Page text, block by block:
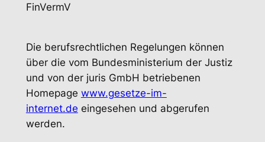
FinVermV
Die berufsrechtlichen Regelungen können
über die vom Bundesministerium der Justiz
und von der juris GmbH betriebenen
Homepage www.gesetze-im-
internet.de eingesehen und abgerufen
werden.